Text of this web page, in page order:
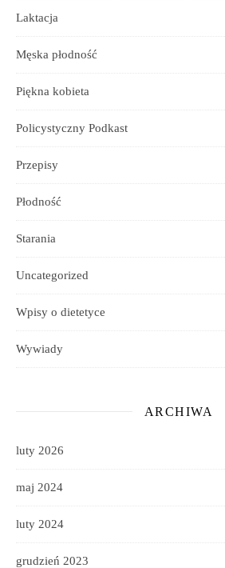
Laktacja
Męska płodność
Piękna kobieta
Policystyczny Podkast
Przepisy
Płodność
Starania
Uncategorized
Wpisy o dietetyce
Wywiady
ARCHIWA
luty 2026
maj 2024
luty 2024
grudzień 2023